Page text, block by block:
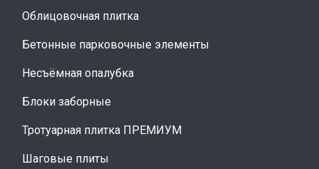
Облицовочная плитка
Бетонные парковочные элементы
Несъёмная опалубка
Блоки заборные
Тротуарная плитка ПРЕМИУМ
Шаговые плиты